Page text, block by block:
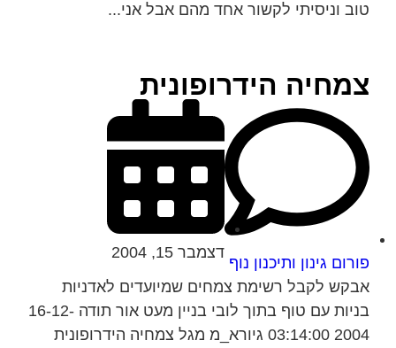
טוב וניסיתי לקשור אחד מהם אבל אני...
צמחיה הידרופונית
פורום גינון ותיכנון נוף
דצמבר 15, 2004
אבקש לקבל רשימת צמחים שמיועדים לאדניות
בניות עם טוף בתוך לובי בניין מעט אור תודה 16-12-
2004 03:14:00 גיורא_מ מגל צמחיה הידרופונית